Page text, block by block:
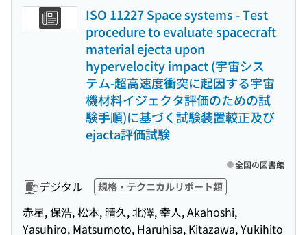
ISO 11227 Space systems - Test
procedure to evaluate spacecraft
material ejecta upon
hypervelocity impact (宇宙シス
テム-超高速度衝突に起因する宇宙
機材料イジェクタ評価のための試
験手順)に基づく試験装置較正及び
ejacta評価試験
デジタル 規格・テクニカルリポート類
赤星, 保浩, 松本, 晴久, 北澤, 幸人, Akahoshi,
Yasuhiro, Matsumoto, Haruhisa, Kitazawa, Yukihito
全国の図書館